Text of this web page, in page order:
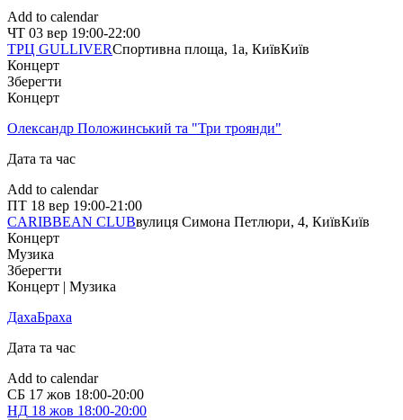
Add to calendar
ЧТ 03 вер 19:00-22:00
ТРЦ GULLIVERСпортивна площа, 1a, КиївКиїв
Концерт
Зберегти
Концерт
Олександр Положинський та "Три троянди"
Дата та час
Add to calendar
ПТ 18 вер 19:00-21:00
CARIBBEAN CLUBвулиця Симона Петлюри, 4, КиївКиїв
Концерт
Музика
Зберегти
Концерт | Музика
ДахаБраха
Дата та час
Add to calendar
СБ 17 жов 18:00-20:00
НД 18 жов 18:00-20:00